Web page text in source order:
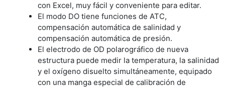
con Excel, muy fácil y conveniente para editar.
El modo DO tiene funciones de ATC,
compensación automática de salinidad y
compensación automática de presión.
El electrodo de OD polarográfico de nueva
estructura puede medir la temperatura, la salinidad
y el oxígeno disuelto simultáneamente, equipado
con una manga especial de calibración de